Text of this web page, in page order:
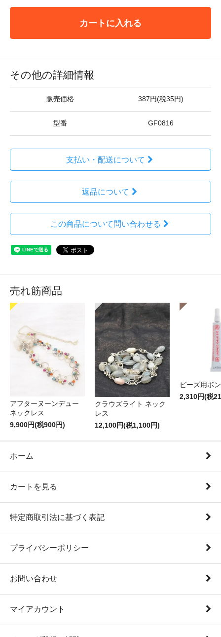
カートに入れる
その他の詳細情報
販売価格 387円(税35円)
型番 GF0816
支払い・配送について
返品について
この商品について問い合わせる
売れ筋商品
アフターヌーンデュー
ネックレス
9,900円(税900円)
クラウズライト ネック
レス
12,100円(税1,100円)
ビーズ用ボ
2,310円(税
ホーム
カートを見る
特定商取引法に基づく表記
プライバシーポリシー
お問い合わせ
マイアカウント